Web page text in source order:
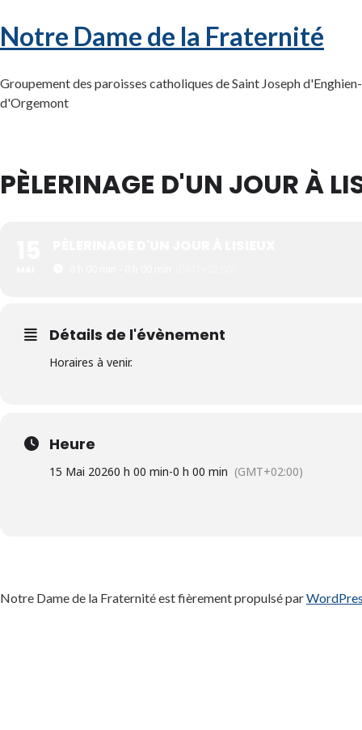
Notre Dame de la Fraternité
Groupement des paroisses catholiques de Saint Joseph
d'Orgemont
PÈLERINAGE D'UN JOUR À
Détails de l'évènement
Horaires à venir.
Heure
15 Mai 20260 h 00 min-0 h 00 min (GMT+02:00)
Notre Dame de la Fraternité est fièrement propulsé par